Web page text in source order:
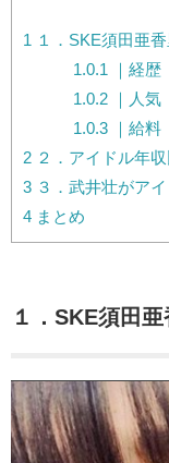
1 １．SKE須田亜
1.0.1 ｜経歴
1.0.2｜人気
1.0.3｜給料
2 ２．アイドル年収
3 ３．武井壮がア
4 まとめ
１．SKE須田